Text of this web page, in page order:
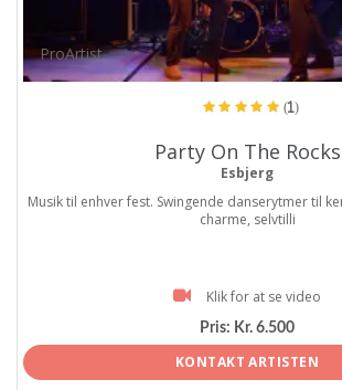
ProArtist
(1)
Party On The Rocks
Esbjerg
Musik til enhver fest. Swingende danserytmer til
charme, selvtilli
Klik for at se video
Pris: Kr. 6.500
KONTAKT ARTISTEN